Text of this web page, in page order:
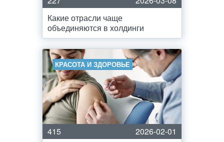
Какие отрасли чаще
объединяются в холдинги
КРАСОТА И ЗДОРОВЬЕ
415
2026-02-01